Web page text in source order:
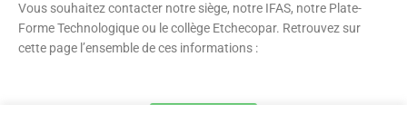
Vous souhaitez contacter notre siège, notre IFAS, notre Plate-
Forme Technologique ou le collège Etchecopar. Retrouvez sur
cette page l’ensemble de ces informations :